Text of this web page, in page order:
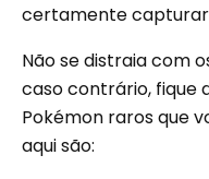
certamente
Não se distraia com
caso contrário, fique
Pokémon raros que
aqui são: